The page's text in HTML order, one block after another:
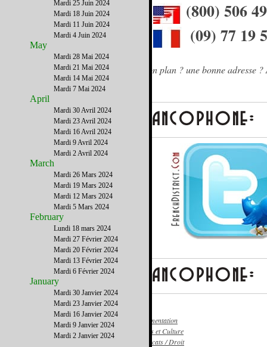
(800) 506
(09) 77 19
Besoin d'un conseil ? une info ? un bon plan ? une bonne adresse
Alimentation
Arts et Culture
Avocats / Droit
Mardi 25 Juin 2024
Mardi 18 Juin 2024
Mardi 11 Juin 2024
Mardi 4 Juin 2024
May
Mardi 28 Mai 2024
Mardi 21 Mai 2024
Mardi 14 Mai 2024
Mardi 7 Mai 2024
April
Mardi 30 Avril 2024
Mardi 23 Avril 2024
Mardi 16 Avril 2024
Mardi 9 Avril 2024
Mardi 2 Avril 2024
March
Mardi 26 Mars 2024
Mardi 19 Mars 2024
Mardi 12 Mars 2024
Mardi 5 Mars 2024
February
Lundi 18 mars 2024
Mardi 27 Février 2024
Mardi 20 Février 2024
Mardi 13 Février 2024
Mardi 6 Février 2024
January
Mardi 30 Janvier 2024
Mardi 23 Janvier 2024
Mardi 16 Janvier 2024
Mardi 9 Janvier 2024
Mardi 2 Janvier 2024